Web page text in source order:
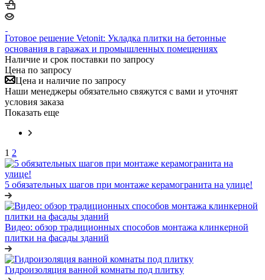
Готовое решение Vetonit: Укладка плитки на бетонные
основания в гаражах и промышленных помещениях
Наличие и срок поставки по запросу
Цена по запросу
Цена и наличие по запросу
Наши менеджеры обязательно свяжутся с вами и уточнят
условия заказа
Показать еще
1 2
5 обязательных шагов при монтаже керамогранита на улице!
Видео: обзор традиционных способов монтажа клинкерной
плитки на фасады зданий
Гидроизоляция ванной комнаты под плитку